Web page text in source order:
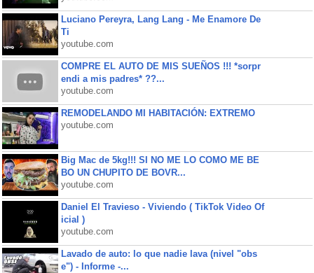
Luciano Pereyra, Lang Lang - Me Enamore De
Ti
youtube.com
COMPRE EL AUTO DE MIS SUEÑOS !!! *sorpr
endi a mis padres* ??...
youtube.com
REMODELANDO MI HABITACIÓN: EXTREMO
youtube.com
Big Mac de 5kg!!! SI NO ME LO COMO ME BE
BO UN CHUPITO DE BOVR...
youtube.com
Daniel El Travieso - Viviendo ( TikTok Video Of
icial )
youtube.com
Lavado de auto: lo que nadie lava (nivel "obs
e") - Informe -...